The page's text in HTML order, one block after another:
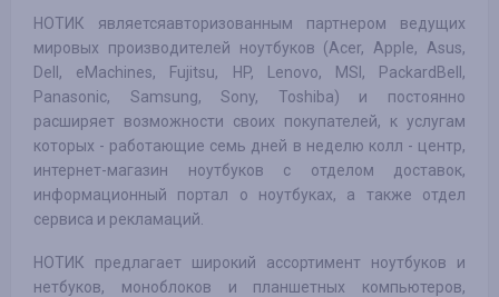
НОТИК являетсяавторизованным партнером ведущих
мировых производителей ноутбуков (Acer, Apple, Asus,
Dell, eMachines, Fujitsu, HP, Lenovo, MSI, PackardBell,
Panasonic, Samsung, Sony, Toshiba) и постоянно
расширяет возможности своих покупателей, к услугам
которых - работающие семь дней в неделю колл - центр,
интернет-магазин ноутбуков с отделом доставок,
информационный портал о ноутбуках, а также отдел
сервиса и рекламаций.
НОТИК предлагает широкий ассортимент ноутбуков и
нетбуков, моноблоков и планшетных компьютеров,